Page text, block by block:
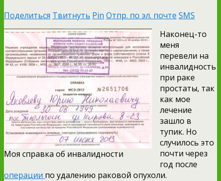
Поделиться Твитнуть Pin Отпр. по эл. почте SMS
Моя справка об инвалидности
Наконец-то
меня
перевели на
инвалидность
при раке
простаты, так
как мое
лечение
зашло в
тупик. Но
случилось это
почти через
год после
операции по удалению раковой опухоли.